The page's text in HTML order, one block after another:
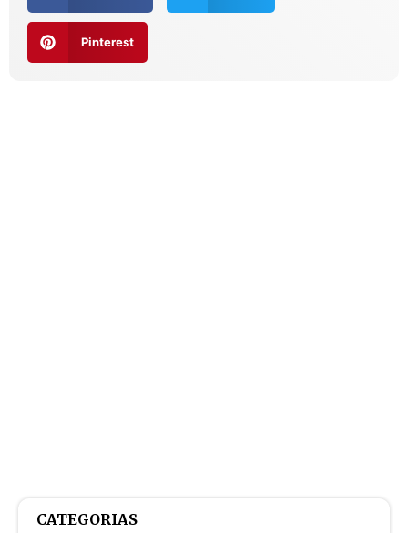
Pinterest
CATEGORIAS